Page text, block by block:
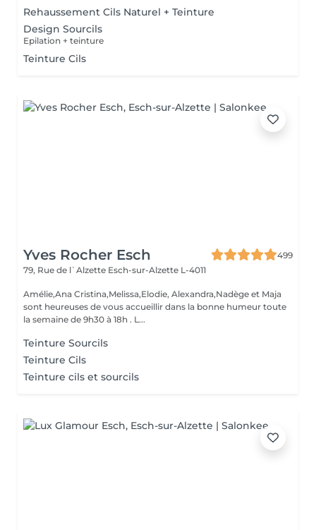
Rehaussement Cils Naturel + Teinture
Design Sourcils
Epilation + teinture
Teinture Cils
Yves Rocher Esch
499
79, Rue de l`Alzette Esch-sur-Alzette L-4011
Amélie,Ana Cristina,Melissa,Elodie, Alexandra,Nadège et Maja
sont heureuses de vous accueillir dans la bonne humeur toute
la semaine de 9h30 à 18h . L...
Teinture Sourcils
Teinture Cils
Teinture cils et sourcils